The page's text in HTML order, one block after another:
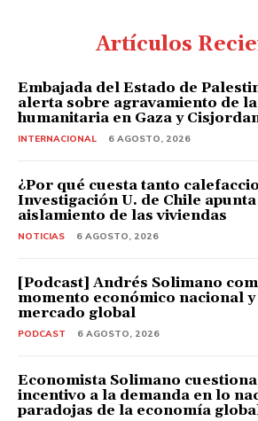
Artículos
Embajada del Estado de
alerta sobre agravamiento de
humanitaria en Gaza y
INTERNACIONAL 6 AGOSTO, 2026
¿Por qué cuesta tanto
Investigación U. de Chile
aislamiento de las viviendas
NOTICIAS 6 AGOSTO, 2026
[Podcast] Andrés Solimano
momento económico nacional
mercado global
PODCAST 6 AGOSTO, 2026
Economista Solimano
incentivo a la demanda en lo
paradojas de la economía